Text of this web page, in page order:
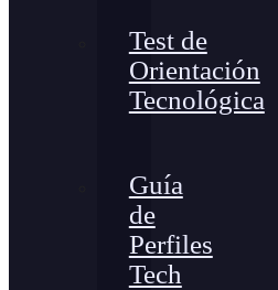
Test de
Orientación
Tecnológica
Guía
de
Perfiles
Tech